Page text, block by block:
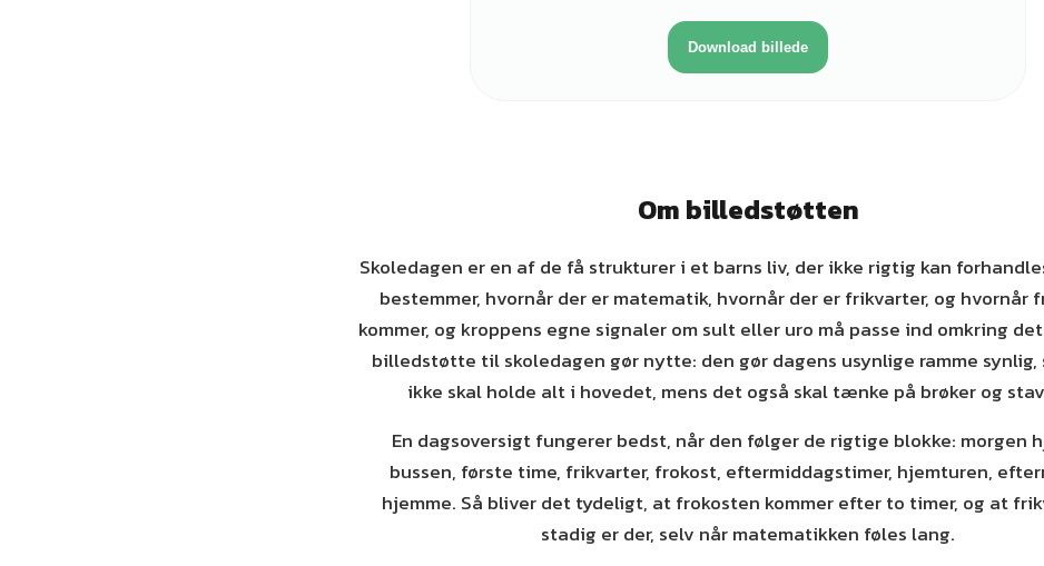
Download billede
Om billedstøtten
Skoledagen er en af de få strukturer i et barns liv, der ikke rigtig kan
bestemmer, hvornår der er matematik, hvornår der er frikvarter, og hvornår
kommer, og kroppens egne signaler om sult eller uro må passe ind omkring
billedstøtte til skoledagen gør nytte: den gør dagens usynlige ramme synlig,
ikke skal holde alt i hovedet, mens det også skal tænke på brøker og
En dagsoversigt fungerer bedst, når den følger de rigtige blokke: morgen
bussen, første time, frikvarter, frokost, eftermiddagstimer, hjemturen,
hjemme. Så bliver det tydeligt, at frokosten kommer efter to timer, og at
stadig er der, selv når matematikken føles lang.